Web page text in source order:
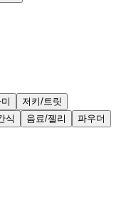
저키/트릿
식 음료/젤리 파우더